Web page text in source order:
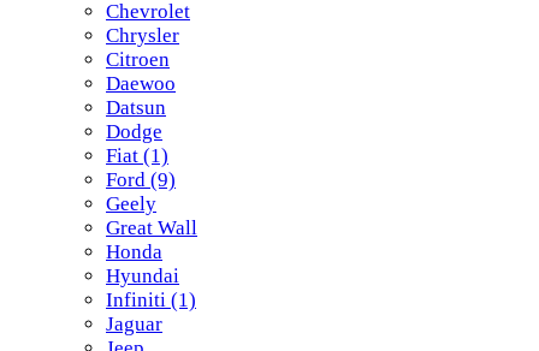
Chevrolet
Chrysler
Citroen
Daewoo
Datsun
Dodge
Fiat (1)
Ford (9)
Geely
Great Wall
Honda
Hyundai
Infiniti (1)
Jaguar